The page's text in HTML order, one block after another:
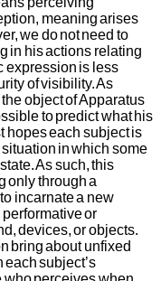
meaning arises
we do not need to
in his actions relating
expression is less
of visibility. As
object of Apparatus
to predict what his
hopes each subject is
in which some
As such, this
only through a
incarnate a new
or
devices, or objects.
bring about unfixed
subject’s